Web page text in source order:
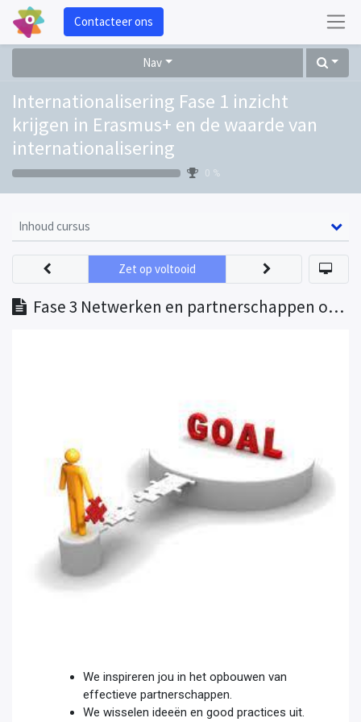
Contacteer ons
Nav
Internationalisering Fase 1 inzicht
krijgen in Erasmus+ en de waarde van
internationalisering
0 %
Inhoud cursus
Fase 3 Netwerken en partnerschappen opbouwen
Zet op voltooid
We inspireren jou in het opbouwen van
effectieve partnerschappen.
We wisselen ideeën en good practices uit.